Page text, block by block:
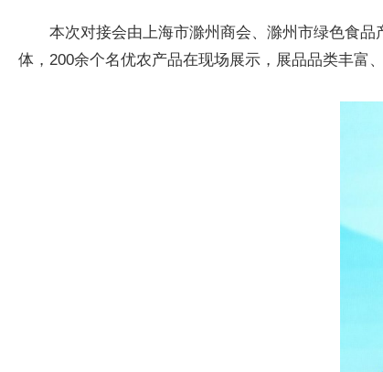
本次对接会由上海市滁州商会、滁州市绿色食
体，200余个名优农产品在现场展示，展品品类丰富